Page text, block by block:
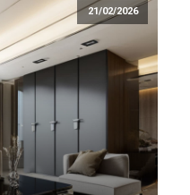
21/02/2026